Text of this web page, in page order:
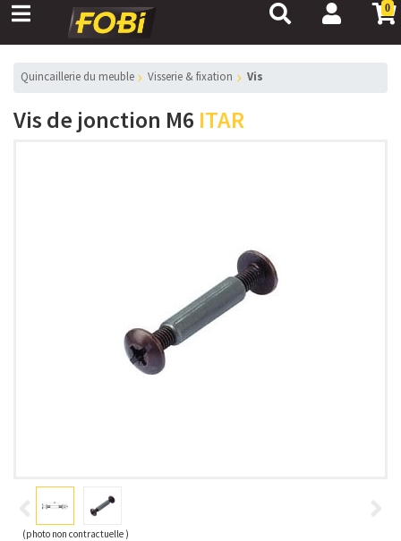
0
Quincaillerie du meuble Visserie & fixation Vis
Vis de jonction M6 ITAR
(photo non contractuelle )